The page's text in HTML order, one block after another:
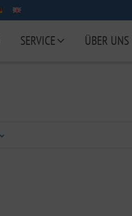
SERVICE ÜBER UNS